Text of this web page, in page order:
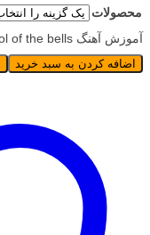
محصولات
آموزش آهنگ carol of the bells از جرج وینستون با پیانو عدد
اضافه کردن به سبد خرید